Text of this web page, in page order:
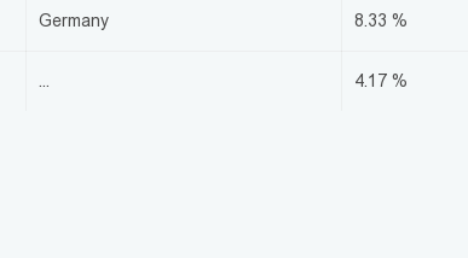
Germany 8.33 %
4.17 %